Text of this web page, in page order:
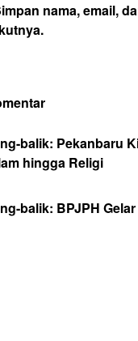
nama, email,
balik: Pekanbaru
hingga Religi
balik: BPJPH